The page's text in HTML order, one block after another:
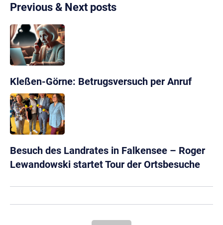
Previous & Next posts
Kleßen-Görne: Betrugsversuch per Anruf
Besuch des Landrates in Falkensee – Roger
Lewandowski startet Tour der Ortsbesuche